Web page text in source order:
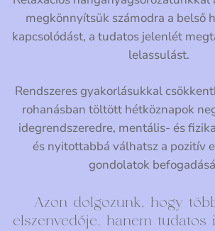
megkönnyítsük számodra a belső
kapcsolódást, a tudatos jelenlét
lelassulást.
Rendszeres gyakorlásukkal
rohanásban töltött hétköznapok
idegrendszeredre, mentális- és
és nyitottabbá válhatsz a pozitív
gondolatok
Azon dolgozunk, hogy
elszenvedője, hanem tudatos